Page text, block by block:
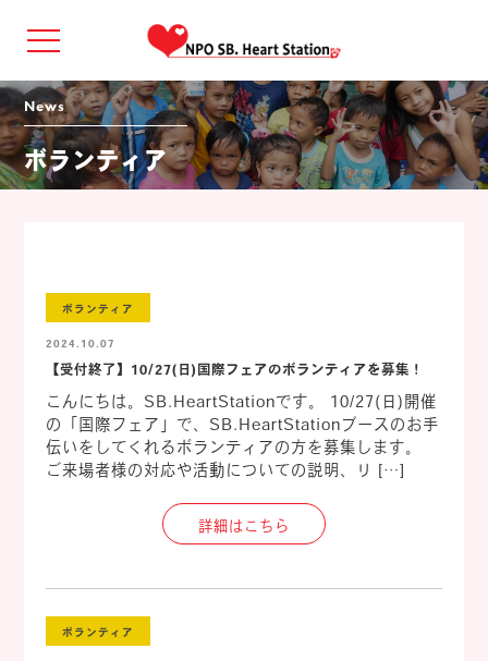
news
ボランティア
ボランティア
2024.10.07
【受付終了】10/27(日)国際フェアのボランティアを募集！
こんにちは。SB.HeartStationです。 10/27(日)開催
の「国際フェア」で、SB.HeartStationブースのお手
伝いをしてくれるボランティアの方を募集します。
ご来場者様の対応や活動についての説明、リ […]
詳細はこちら
ボランティア